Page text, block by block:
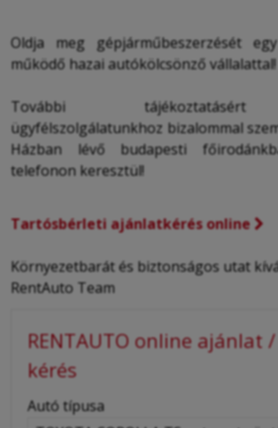
Oldja meg gépjárműbeszerzését
működő hazai autókölcsönző vállalattal!
További
ügyfélszolgálatunkhoz bizalommal
Házban lévő budapesti
telefonon keresztül!
Tartósbérleti ajánlatkérés online
Környezetbarát és biztonságos utat
RentAuto Team
RENTAUTO online ajánlat
kérés
Autó típusa